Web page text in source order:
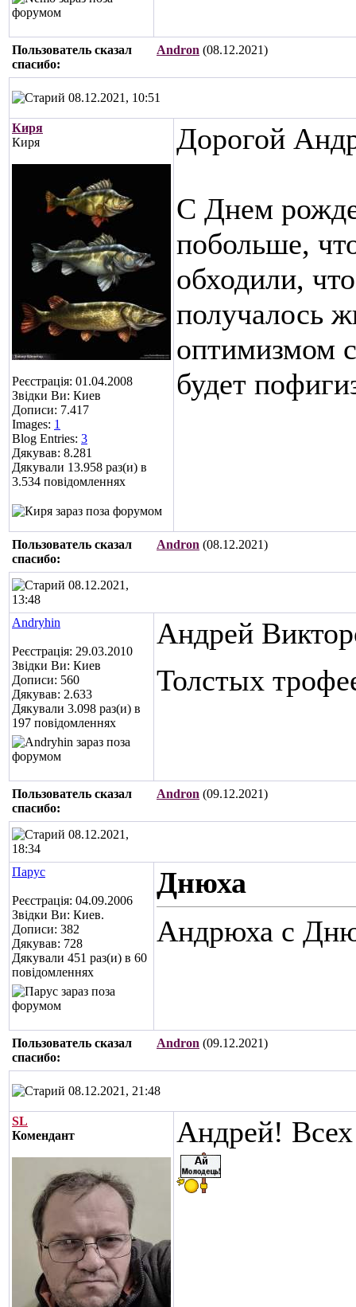
Пользователь сказал
cпасибо:
Andron (08.12.2021)
08.12.2021, 10:51
Киря
Киря
Реєстрація: 01.04.2008
Звідки Ви: Киев
Дописи: 7.417
Images: 1
Blog Entries: 3
Дякував: 8.281
Дякували 13.958 раз(и) в
3.534 повідомленнях
Дорогой
С Днем
побольше,
обходили,
получалось
оптимизмом
будет
Пользователь сказал
cпасибо:
Andron (08.12.2021)
08.12.2021,
13:48
Andryhin
Реєстрація: 29.03.2010
Звідки Ви: Киев
Дописи: 560
Дякував: 2.633
Дякували 3.098 раз(и) в
197 повідомленнях
Андрей
Толстых
Пользователь сказал
cпасибо:
Andron (09.12.2021)
08.12.2021,
18:34
Парус
Реєстрація: 04.09.2006
Звідки Ви: Киев.
Дописи: 382
Дякував: 728
Дякували 451 раз(и) в 60
повідомленнях
Днюха
Андрюха с
Пользователь сказал
cпасибо:
Andron (09.12.2021)
08.12.2021, 21:48
SL
Комендант
Андрей! Всех